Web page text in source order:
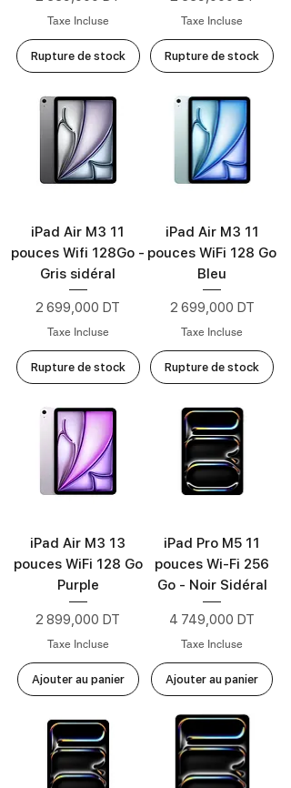
Taxe Incluse
Rupture de stock
Taxe Incluse
Rupture de stock
iPad Air M3 11
pouces Wifi 128Go -
Gris sidéral
Prix
2 699,000 DT
Taxe Incluse
Rupture de stock
iPad Air M3 11
pouces WiFi 128 Go
Bleu
Prix
2 699,000 DT
Taxe Incluse
Rupture de stock
iPad Air M3 13
pouces WiFi 128 Go
Purple
Prix
2 899,000 DT
Taxe Incluse
Ajouter au panier
iPad Pro M5 11
pouces Wi-Fi 256
Go - Noir Sidéral
Prix
4 749,000 DT
Taxe Incluse
Ajouter au panier